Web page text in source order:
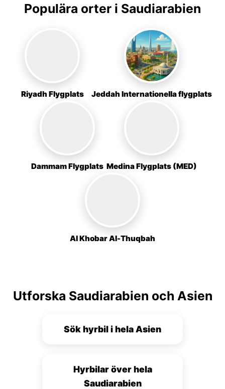
Populära orter i Saudiarabien
Riyadh Flygplats Jeddah Internationella flygplats
Dammam Flygplats Medina Flygplats (MED)
Al Khobar Al-Thuqbah
Utforska Saudiarabien och Asien
Sök hyrbil i hela Asien
Hyrbilar över hela
Saudiarabien